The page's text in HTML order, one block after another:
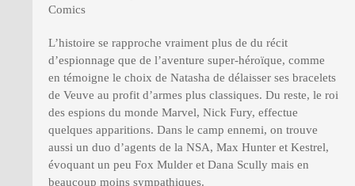
Comics
L’histoire se rapproche vraiment plus de du récit
d’espionnage que de l’aventure super-héroïque, comme
en témoigne le choix de Natasha de délaisser ses bracelets
de Veuve au profit d’armes plus classiques. Du reste, le roi
des espions du monde Marvel, Nick Fury, effectue
quelques apparitions. Dans le camp ennemi, on trouve
aussi un duo d’agents de la NSA, Max Hunter et Kestrel,
évoquant un peu Fox Mulder et Dana Scully mais en
beaucoup moins sympathiques.